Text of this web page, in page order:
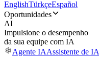
EnglishTürkçeEspañol
Oportunidades
AI
Impulsione o desempenho
da sua equipe com IA
Agente IAAssistente de IA